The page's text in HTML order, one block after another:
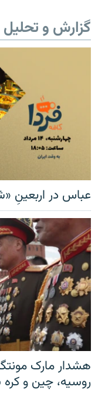
گزارش و تحلیل
عباس در اربعینِ
هشدار مارک
روسیه، چین و